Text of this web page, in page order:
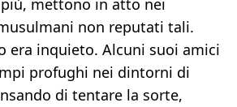
mettono in atto nei
non reputati tali.
era inquieto. Alcuni suoi amici
profughi nei dintorni di
di tentare la sorte,